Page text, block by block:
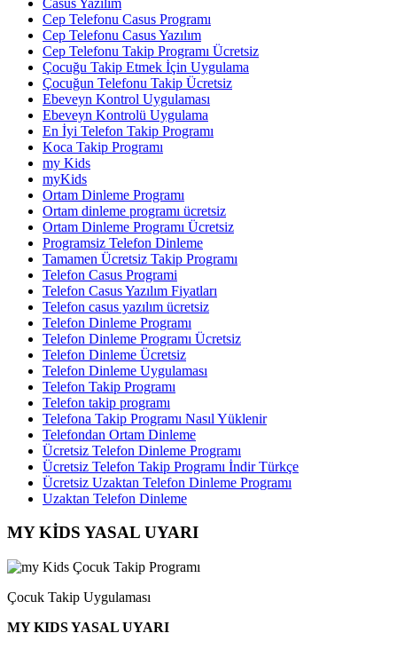
Cep Telefonu Casus Programı
Cep Telefonu Casus Yazılım
Cep Telefonu Takip Programı Ücretsiz
Çocuğu Takip Etmek İçin Uygulama
Çocuğun Telefonu Takip Ücretsiz
Ebeveyn Kontrol Uygulaması
Ebeveyn Kontrolü Uygulama
En İyi Telefon Takip Programı
Koca Takip Programı
my Kids
myKids
Ortam Dinleme Programı
Ortam dinleme programı ücretsiz
Ortam Dinleme Programı Ücretsiz
Programsiz Telefon Dinleme
Tamamen Ücretsiz Takip Programı
Telefon Casus Programi
Telefon Casus Yazılım Fiyatları
Telefon casus yazılım ücretsiz
Telefon Dinleme Programı
Telefon Dinleme Programı Ücretsiz
Telefon Dinleme Ücretsiz
Telefon Dinleme Uygulaması
Telefon Takip Programı
Telefon takip programı
Telefona Takip Programı Nasıl Yüklenir
Telefondan Ortam Dinleme
Ücretsiz Telefon Dinleme Programı
Ücretsiz Telefon Takip Programı İndir Türkçe
Ücretsiz Uzaktan Telefon Dinleme Programı
Uzaktan Telefon Dinleme
MY KİDS YASAL UYARI
Çocuk Takip Uygulaması
MY KIDS YASAL UYARI